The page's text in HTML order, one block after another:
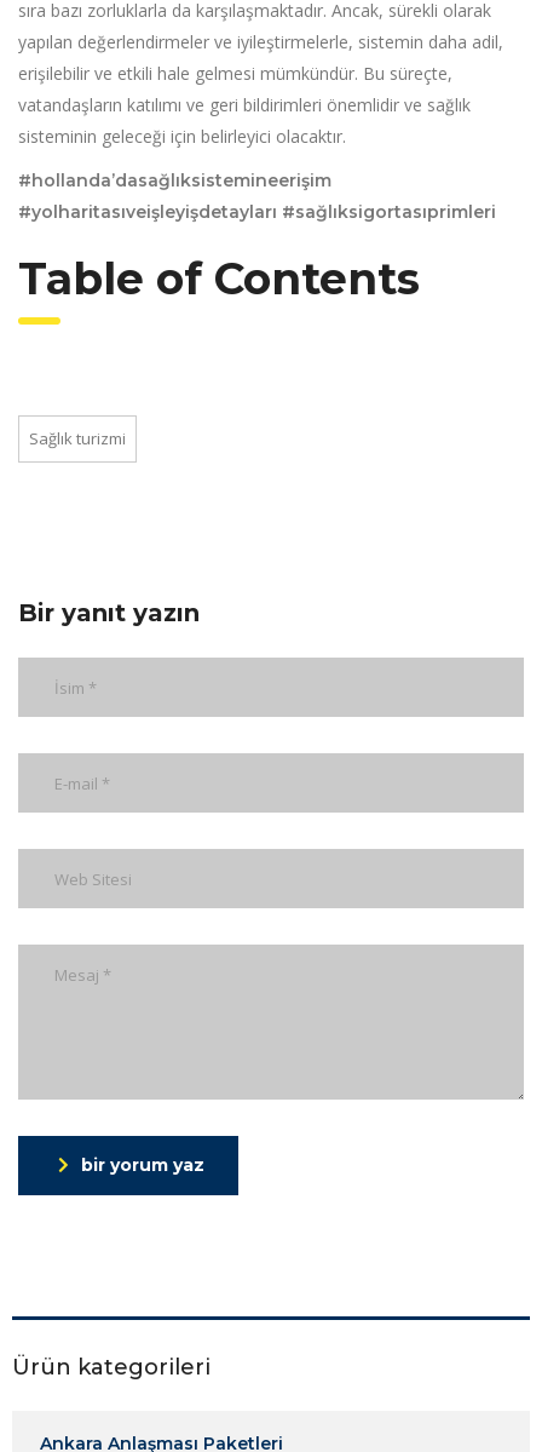
sıra bazı zorluklarla da karşılaşmaktadır. Ancak, sürekli olarak
yapılan değerlendirmeler ve iyileştirmelerle, sistemin daha adil,
erişilebilir ve etkili hale gelmesi mümkündür. Bu süreçte,
vatandaşların katılımı ve geri bildirimleri önemlidir ve sağlık
sisteminin geleceği için belirleyici olacaktır.
#hollanda’dasağlıksistemineerişim
#yolharitasıveişleyişdetayları #sağlıksigortasıprimleri
Table of Contents
Sağlık turizmi
Bir yanıt yazın
bir yorum yaz
Ürün kategorileri
Ankara Anlaşması Paketleri